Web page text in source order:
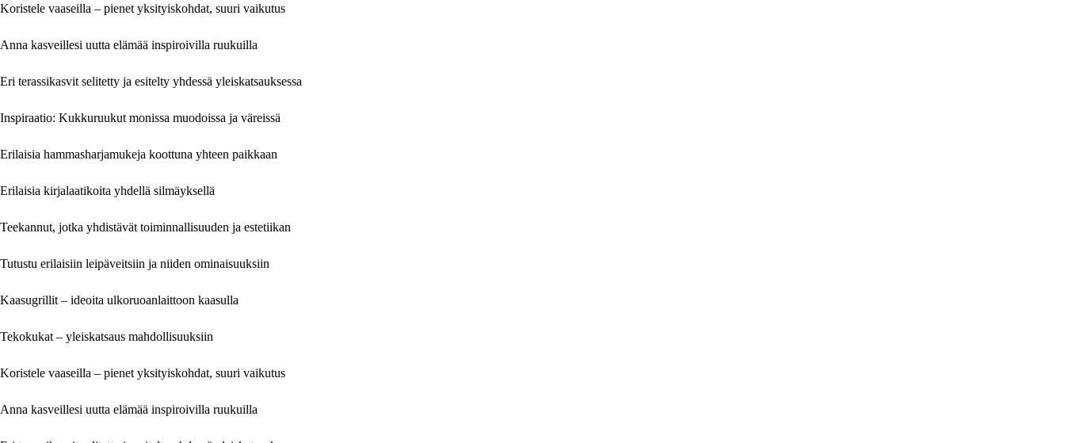
Koristele vaaseilla – pienet yksityiskohdat, suuri vaikutus
Anna kasveillesi uutta elämää inspiroivilla ruukuilla
Eri terassikasvit selitetty ja esitelty yhdessä yleiskatsauksessa
Inspiraatio: Kukkuruukut monissa muodoissa ja väreissä
Erilaisia hammasharjamukeja koottuna yhteen paikkaan
Erilaisia kirjalaatikoita yhdellä silmäyksellä
Teekannut, jotka yhdistävät toiminnallisuuden ja estetiikan
Tutustu erilaisiin leipäveitsiin ja niiden ominaisuuksiin
Kaasugrillit – ideoita ulkoruoanlaittoon kaasulla
Tekokukat – yleiskatsaus mahdollisuuksiin
Koristele vaaseilla – pienet yksityiskohdat, suuri vaikutus
Anna kasveillesi uutta elämää inspiroivilla ruukuilla